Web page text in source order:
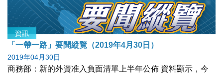
資訊
「一帶一路」要聞縱覽（2019年4月30日）
2019年04月30日
商務部：新的外資准入負面清單上半年公佈 資料顯示，今